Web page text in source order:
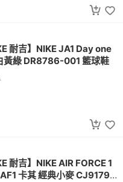
耐吉】NIKE JA1 Day one
綠 DR8786-001 籃球鞋
耐吉】NIKE AIR FORCE 1
卡其 經典小麥 CJ9179-